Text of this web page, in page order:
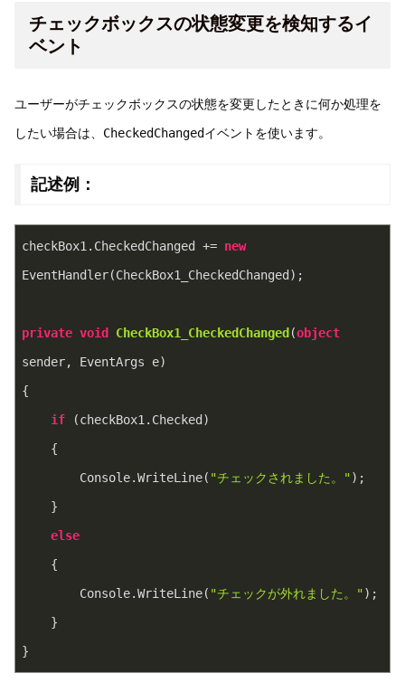
チェックボックスの状態変更を検知するイ
ベント
ユーザーがチェックボックスの状態を変更したときに何か処理を
したい場合は、 CheckedChangedイベントを使います。
記述例：
checkBox1.CheckedChanged += new
EventHandler(CheckBox1_CheckedChanged);
private void CheckBox1_CheckedChanged (object
sender, EventArgs e)
{
if (checkBox1.Checked)
    {
        Console.WriteLine(
"チェックされました。");
    }
else
    {
        Console.WriteLine(
"チェックが外れました。");
    }
}